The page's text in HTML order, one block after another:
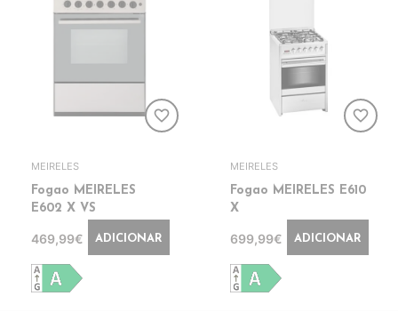
favorite_border
MEIRELES
Fogao MEIRELES
E602 X VS
469,99€ ADICIONAR
favorite_border
MEIRELES
Fogao MEIRELES E610
X
699,99€ ADICIONAR